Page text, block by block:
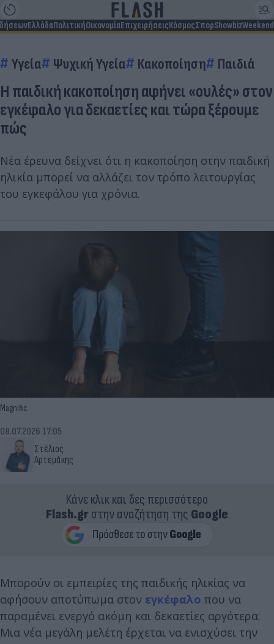
ΕλλάδαΠολιτικήΟικονομίαΕπιχειρήσειςΚόσμοςΣπορShowbizWeekend
Υγεία Ψυχική Υγεία Κακοποίηση Παιδιά
Η παιδική κακοποίηση αφήνει «ουλές» στον
εγκέφαλο για δεκαετίες και τώρα ξέρουμε
πώς
Νέα έρευνα δείχνει ότι η κακοποίηση στην παιδική
ηλικία μπορεί να αλλάζει τον τρόπο λειτουργίας
του εγκεφάλου για χρόνια.
Magnific
Στέλιος
Αρτεμάκης
08.07.2026 17:05
Κάνε κλικ και δες περισσότερο
Flash.grστην αναζήτηση της Google
Μπορούν οι εμπειρίες της παιδικής ηλικίας να
αφήσουν αποτύπωμα στον εγκέφαλο που να
παραμένει ενεργό ακόμη και δεκαετίες αργότερα;
Μια νέα μεγάλη μελέτη έρχεται να ενισχύσει την